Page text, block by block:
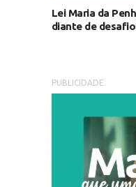
Lei Maria da
diante de
PUBLICIDADE